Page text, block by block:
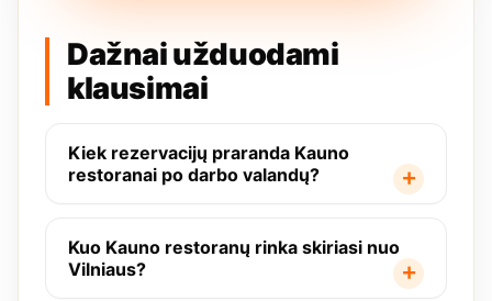
Dažnai užduodami
klausimai
Kiek rezervacijų praranda Kauno
restoranai po darbo valandų?
Kuo Kauno restoranų rinka skiriasi nuo
Vilniaus?